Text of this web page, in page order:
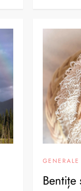
GENERALE